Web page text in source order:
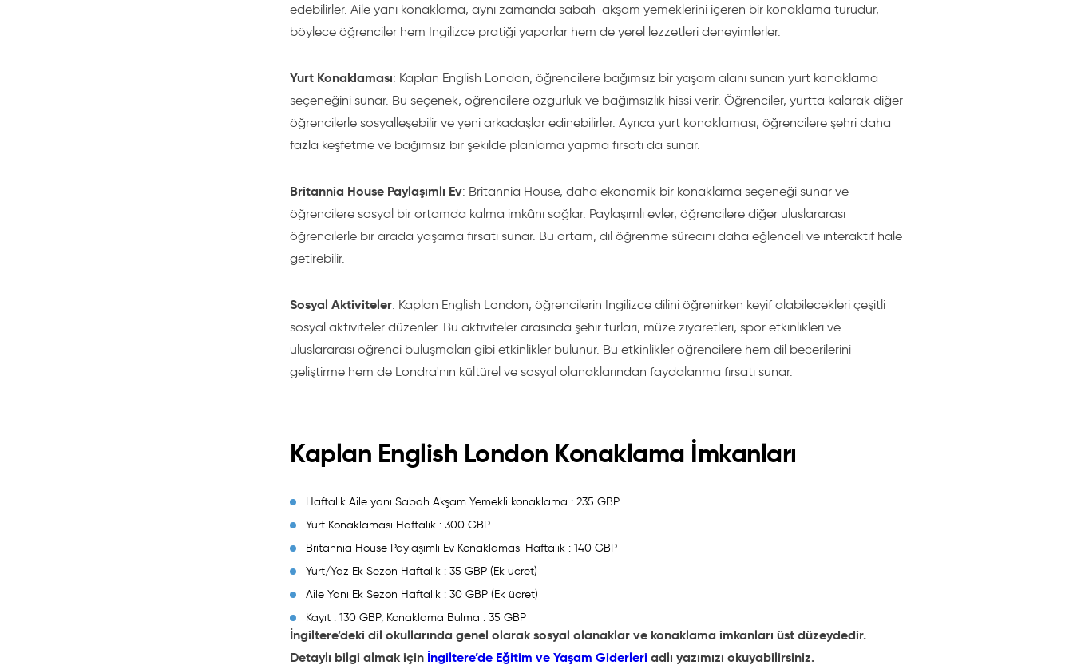
edebilirler. Aile yanı konaklama, aynı zamanda sabah-akşam yemeklerini içeren bir konaklama türüdür,
böylece öğrenciler hem İngilizce pratiği yaparlar hem de yerel lezzetleri deneyimlerler.
Yurt Konaklaması: Kaplan English London, öğrencilere bağımsız bir yaşam alanı sunan yurt konaklama
seçeneğini sunar. Bu seçenek, öğrencilere özgürlük ve bağımsızlık hissi verir. Öğrenciler, yurtta kalarak diğer
öğrencilerle sosyalleşebilir ve yeni arkadaşlar edinebilirler. Ayrıca yurt konaklaması, öğrencilere şehri daha
fazla keşfetme ve bağımsız bir şekilde planlama yapma fırsatı da sunar.
Britannia House Paylaşımlı Ev: Britannia House, daha ekonomik bir konaklama seçeneği sunar ve
öğrencilere sosyal bir ortamda kalma imkânı sağlar. Paylaşımlı evler, öğrencilere diğer uluslararası
öğrencilerle bir arada yaşama fırsatı sunar. Bu ortam, dil öğrenme sürecini daha eğlenceli ve interaktif hale
getirebilir.
Sosyal Aktiviteler: Kaplan English London, öğrencilerin İngilizce dilini öğrenirken keyif alabilecekleri çeşitli
sosyal aktiviteler düzenler. Bu aktiviteler arasında şehir turları, müze ziyaretleri, spor etkinlikleri ve
uluslararası öğrenci buluşmaları gibi etkinlikler bulunur. Bu etkinlikler öğrencilere hem dil becerilerini
geliştirme hem de Londra'nın kültürel ve sosyal olanaklarından faydalanma fırsatı sunar.
Kaplan English London Konaklama İmkanları
Haftalık Aile yanı Sabah Akşam Yemekli konaklama : 235 GBP
Yurt Konaklaması Haftalık : 300 GBP
Britannia House Paylaşımlı Ev Konaklaması Haftalık : 140 GBP
Yurt/Yaz Ek Sezon Haftalık : 35 GBP (Ek ücret)
Aile Yanı Ek Sezon Haftalık : 30 GBP (Ek ücret)
Kayıt : 130 GBP, Konaklama Bulma : 35 GBP
İngiltere’deki dil okullarında genel olarak sosyal olanaklar ve konaklama imkanları üst düzeydedir.
Detaylı bilgi almak için İngiltere’de Eğitim ve Yaşam Giderleri adlı yazımızı okuyabilirsiniz.